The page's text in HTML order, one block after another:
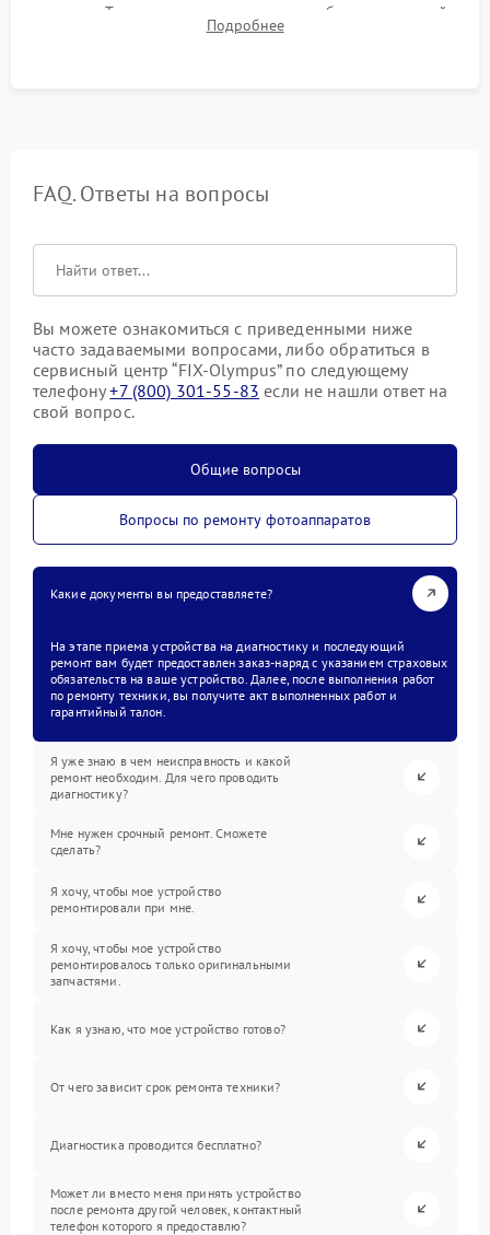
мишени. Тест записи на карту памяти, работы встроенной
вспышки, микрофона и всех кнопок управления.
Подробнее
FAQ. Ответы на вопросы
Вы можете ознакомиться с приведенными ниже
часто задаваемыми вопросами, либо обратиться в
сервисный центр “FIX-Olympus” по следующему
телефону+7 (800) 301-55-83 если не нашли ответ на
свой вопрос.
Общие вопросы
Вопросы по ремонту фотоаппаратов
Какие документы вы предоставляете?
На этапе приема устройства на диагностику и последующий
ремонт вам будет предоставлен заказ-наряд с указанием страховых
обязательств на ваше устройство. Далее, после выполнения работ
по ремонту техники, вы получите акт выполненных работ и
гарантийный талон.
Я уже знаю в чем неисправность и какой
ремонт необходим. Для чего проводить
диагностику?
Мне нужен срочный ремонт. Сможете
сделать?
Я хочу, чтобы мое устройство
ремонтировали при мне.
Я хочу, чтобы мое устройство
ремонтировалось только оригинальными
запчастями.
Как я узнаю, что мое устройство готово?
От чего зависит срок ремонта техники?
Диагностика проводится бесплатно?
Может ли вместо меня принять устройство
после ремонта другой человек, контактный
телефон которого я предоставлю?